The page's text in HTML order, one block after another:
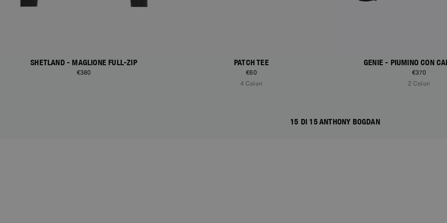
SHETLAND - MAGLIONE FULL-ZIP
€380
PATCH TEE
€60
4 Colori
GENIE - PIUMINO CON
€370
2 Colori
15 DI 15 ANTHONY BOGDAN